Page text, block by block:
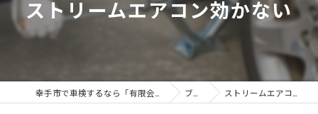
ストリームエアコン効かない
ブログ ストリームエアコン効かない